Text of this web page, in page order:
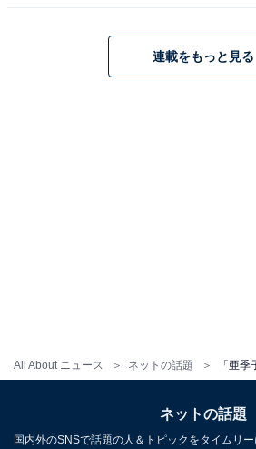
All About ニュース ネットの話題
連載をもっと見る
ネットの話題
国内外のSNSで話題の人＆トピックをタイムリ